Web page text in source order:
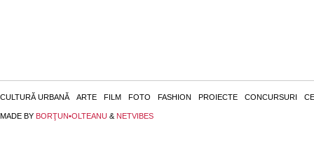
CULTURĂ URBANĂ ARTE FILM FOTO FASHION PROIECTE CONCURSURI
MADE BY BORŢUN•OLTEANU & NETVIBES